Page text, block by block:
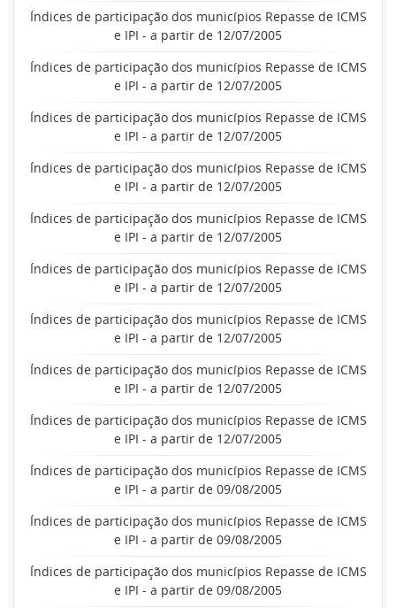
Índices de participação dos municípios Repasse de ICMS
e IPI - a partir de 12/07/2005
Índices de participação dos municípios Repasse de ICMS
e IPI - a partir de 12/07/2005
Índices de participação dos municípios Repasse de ICMS
e IPI - a partir de 12/07/2005
Índices de participação dos municípios Repasse de ICMS
e IPI - a partir de 12/07/2005
Índices de participação dos municípios Repasse de ICMS
e IPI - a partir de 12/07/2005
Índices de participação dos municípios Repasse de ICMS
e IPI - a partir de 12/07/2005
Índices de participação dos municípios Repasse de ICMS
e IPI - a partir de 12/07/2005
Índices de participação dos municípios Repasse de ICMS
e IPI - a partir de 12/07/2005
Índices de participação dos municípios Repasse de ICMS
e IPI - a partir de 12/07/2005
Índices de participação dos municípios Repasse de ICMS
e IPI - a partir de 09/08/2005
Índices de participação dos municípios Repasse de ICMS
e IPI - a partir de 09/08/2005
Índices de participação dos municípios Repasse de ICMS
e IPI - a partir de 09/08/2005